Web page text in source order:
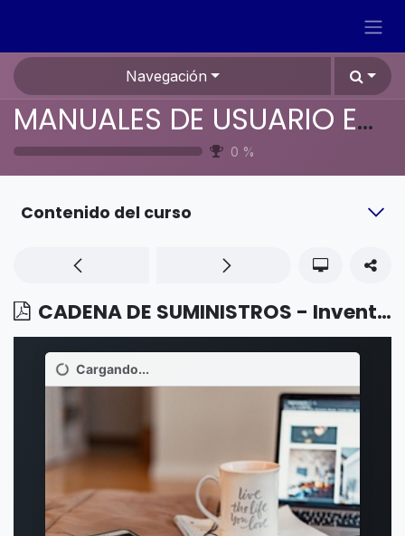
Navegación
MANUALES DE USUARIO EN ESPAÑOL ODOO 19
0 %
Contenido del curso
CADENA DE SUMINISTROS - Inventario - Ubicación de remoción más cercana